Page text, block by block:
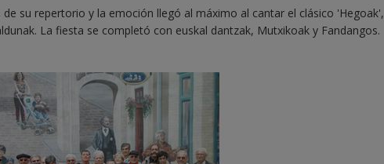
su repertorio y la emoción llegó al máximo al cantar el clásico 'Hegoak',
La fiesta se completó con euskal dantzak, Mutxikoak y Fandangos.